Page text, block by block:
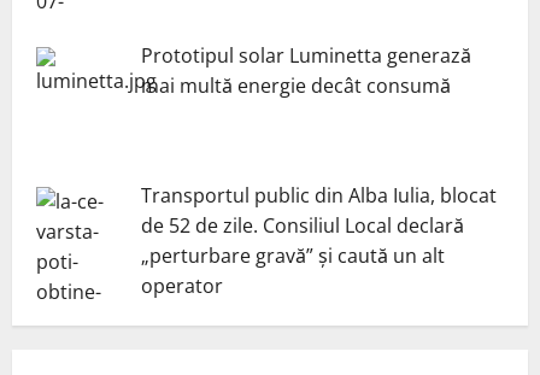
Prototipul solar Luminetta generază
mai multă energie decât consumă
Transportul public din Alba Iulia, blocat
de 52 de zile. Consiliul Local declară
„perturbare gravă” și caută un alt
operator